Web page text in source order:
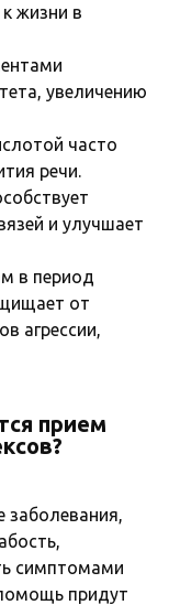
жизни в
увеличению
часто
речи.
и улучшает
в период
от
агрессии,
прием
симптомами
придут